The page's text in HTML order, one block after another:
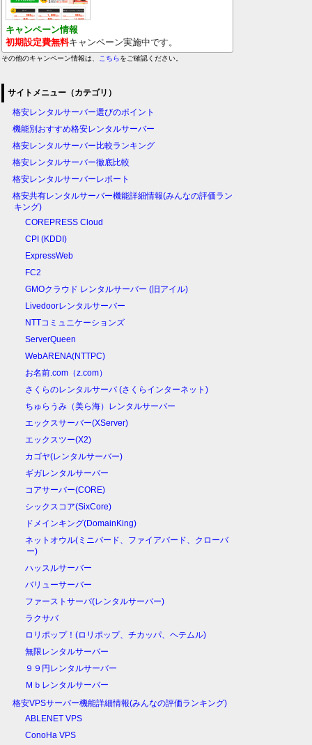
キャンペーン情報
初期設定費無料キャンペーン実施中です。
その他のキャンペーン情報は、 こちらをご確認ください。
サイトメニュー（カテゴリ）
格安レンタルサーバー選びのポイント
機能別おすすめ格安レンタルサーバー
格安レンタルサーバー比較ランキング
格安レンタルサーバー徹底比較
格安レンタルサーバーレポート
格安共有レンタルサーバー機能詳細情報(みんなの評価ラン
キング)
COREPRESS Cloud
CPI (KDDI)
ExpressWeb
FC2
GMOクラウド レンタルサーバー (旧アイル)
Livedoorレンタルサーバー
NTTコミュニケーションズ
ServerQueen
WebARENA(NTTPC)
お名前.com（z.com）
さくらのレンタルサーバ (さくらインターネット)
ちゅらうみ（美ら海）レンタルサーバー
エックスサーバー(XServer)
エックスツー(X2)
カゴヤ(レンタルサーバー)
ギガレンタルサーバー
コアサーバー(CORE)
シックスコア(SixCore)
ドメインキング(DomainKing)
ネットオウル(ミニバード、ファイアバード、クローバ
ー)
ハッスルサーバー
バリューサーバー
ファーストサーバ(レンタルサーバー)
ラクサバ
ロリポップ！(ロリポップ、チカッパ、ヘテムル)
無限レンタルサーバー
９９円レンタルサーバー
Ｍｂレンタルサーバー
格安VPSサーバー機能詳細情報(みんなの評価ランキング)
ABLENET VPS
ConoHa VPS